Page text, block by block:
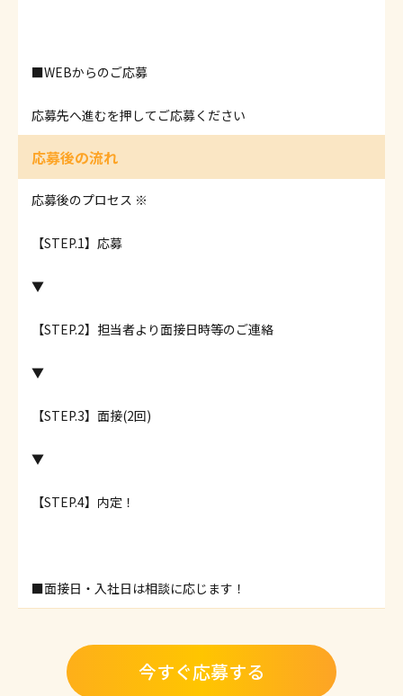
■WEBからのご応募
応募先へ進むを押してご応募ください
応募後の流れ
応募後のプロセス ※
【STEP.1】応募
▼
【STEP.2】担当者より面接日時等のご連絡
▼
【STEP.3】面接(2回)
▼
【STEP.4】内定！
■面接日・入社日は相談に応じます！
今すぐ応募する